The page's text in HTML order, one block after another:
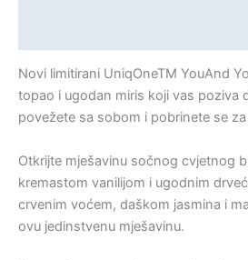
Novi limitirani UniqOneTM YouAnd
topao i ugodan miris koji vas poziva
povežete sa sobom i pobrinete se
Otkrijte mješavinu sočnog cvjetnog
kremastom vanilijom i ugodnim
crvenim voćem, daškom jasmina i
ovu jedinstvenu mješavinu.